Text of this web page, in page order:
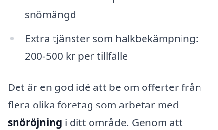
snömängd
Extra tjänster som halkbekämpning:
200-500 kr per tillfälle
Det är en god idé att be om offerter från
flera olika företag som arbetar med
snöröjning i ditt område. Genom att